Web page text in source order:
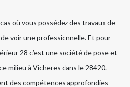
où vous possédez des travaux de
de voir une professionnelle. Et pour
28 c’est une société de pose et
milieu à Vicheres dans le 28420.
des compétences approfondies